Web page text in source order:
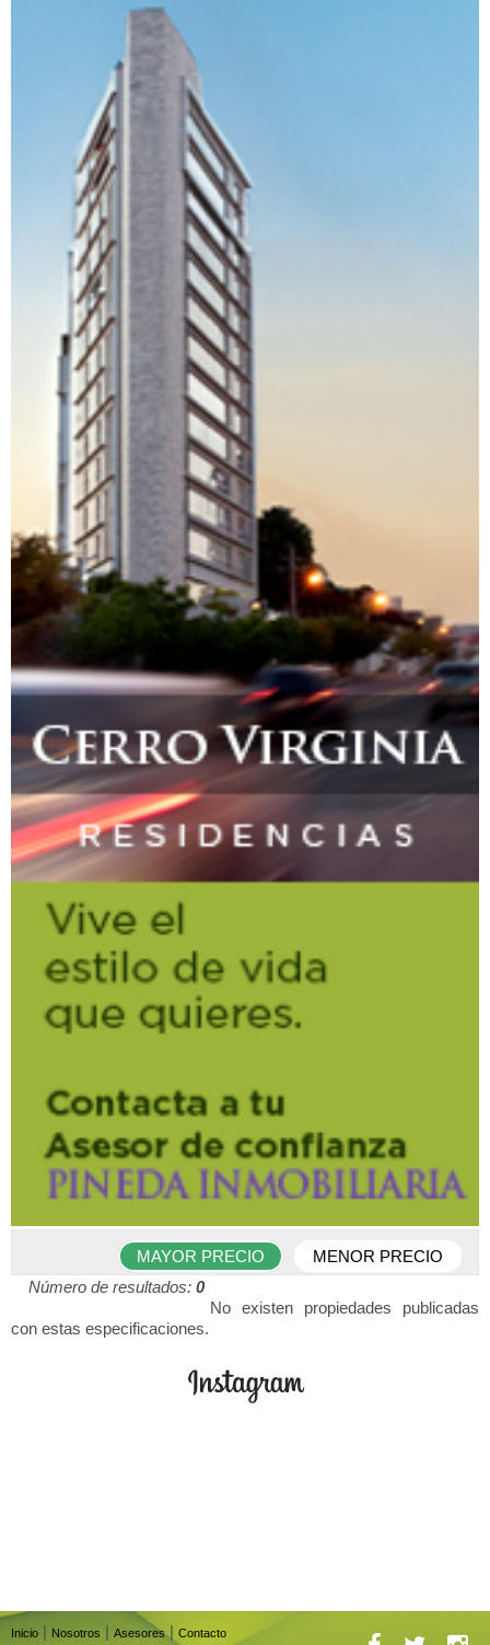
MENOR PRECIO
MAYOR PRECIO
Número de resultados: 0
No existen propiedades publicadas
con estas especificaciones.
Inicio | Nosotros | Asesores| Contacto